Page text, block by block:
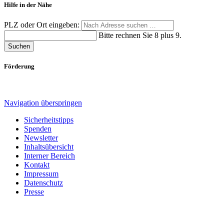
Hilfe in der Nähe
PLZ oder Ort eingeben:
Bitte rechnen Sie 8 plus 9.
Suchen
Förderung
Navigation überspringen
Sicherheitstipps
Spenden
Newsletter
Inhaltsübersicht
Interner Bereich
Kontakt
Impressum
Datenschutz
Presse